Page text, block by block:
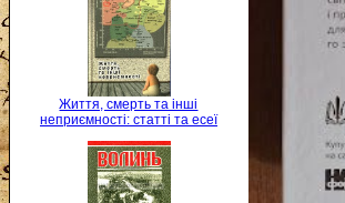
Життя, смерть та інші
неприємності: статті та есеї